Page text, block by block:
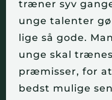
træner syv
unge talenter
lige så gode.
unge skal
præmisser, for
bedst mulige